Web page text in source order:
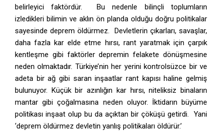
belirleyici faktördür. Bu nedenle bilinçli toplumların
izledikleri bilimin ve aklın ön planda olduğu doğru politikalar
sayesinde deprem öldürmez. Devletlerin çıkarları, savaşlar,
daha fazla kar elde etme hırsı, rant yaratmak için çarpık
kentleşme gibi faktörler depremin felakete dönüşmesine
neden olmaktadır. Türkiye’nin her yerini kontrolsüzce bir ve
adeta bir ağ gibi saran inşaatlar rant kapısı haline gelmiş
bulunuyor. Küçük bir azınlığın kar hırsı, niteliksiz binaların
mantar gibi çoğalmasına neden oluyor. İktidarın büyüme
politikası inşaat olup bu da açıktan bir çöküşü getirdi. Yani
‘deprem öldürmez devletin yanlış politikaları öldürür.’